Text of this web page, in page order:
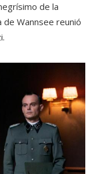
de la
de Wannsee reunió